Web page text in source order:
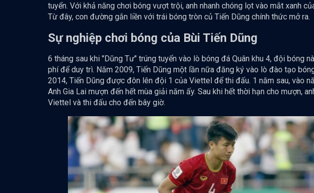
tuyển. Với khả năng chơi bóng vượt trội, anh nhanh chóng lọt vào mắt xanh
Từ đây, con đường gắn liền với trái bóng tròn củ Tiến Dũng chính thức mở ra.
Sự nghiệp chơi bóng của Bùi Tiến Dũng
6 tháng sau khi "Dũng Tư" trúng tuyển vào lò bóng đá Quân khu 4, đội bóng
phí để duy trì. Năm 2009, Tiến Dũng một lần nữa đăng ký vào lò đào tạo
2014, Tiến Dũng được đôn lên đội 1 của Viettel để thi đấu. 1 năm sau, vào
Anh Gia Lai mượn đến hết mùa giải năm ấy. Sau khi hết thời hạn cho mượn,
Viettel và thi đấu cho đến bây giờ.